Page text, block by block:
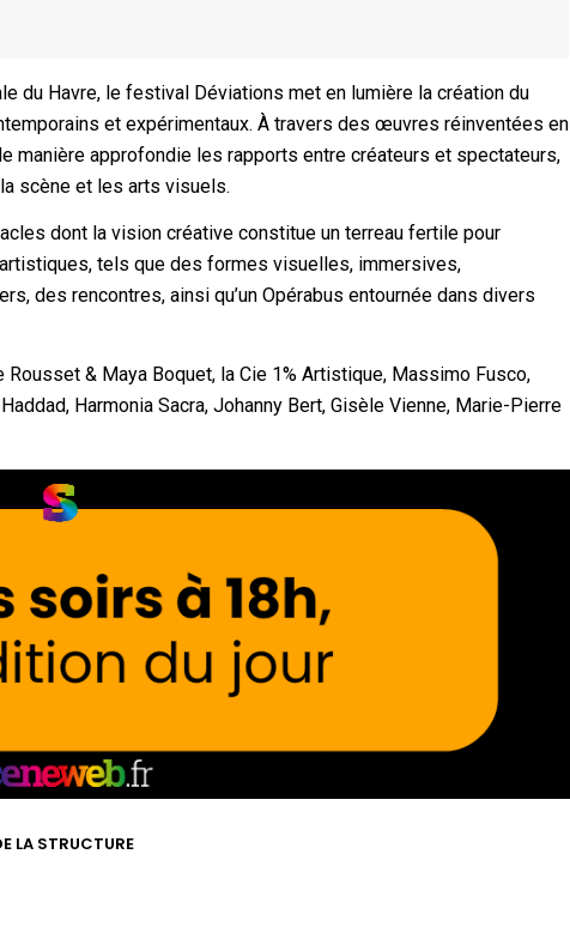
du Havre, le festival Déviations met en lumière la création du
et expérimentaux. À travers des œuvres réinventées en
approfondie les rapports entre créateurs et spectateurs,
scène et les arts visuels.
dont la vision créative constitue un terreau fertile pour
tels que des formes visuelles, immersives,
des rencontres, ainsi qu’un Opérabus entournée dans divers
Rousset & Maya Boquet, la Cie 1% Artistique, Massimo Fusco,
Harmonia Sacra, Johanny Bert, Gisèle Vienne, Marie-Pierre
LA STRUCTURE